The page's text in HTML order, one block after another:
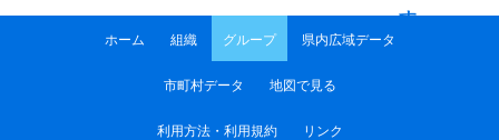
す
ホーム 組織 グループ 県内広域データ
市町村データ 地図で見る
利用方法・利用規約 リンク